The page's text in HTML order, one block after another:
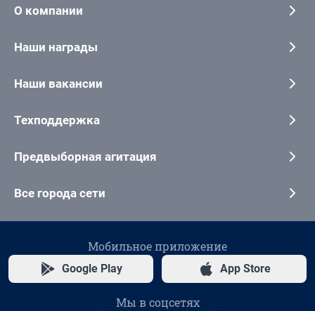
О компании
Наши награды
Наши вакансии
Техподдержка
Предвыборная агитация
Все города сети
Мобильное приложение
Google Play App Store
Мы в соцсетях